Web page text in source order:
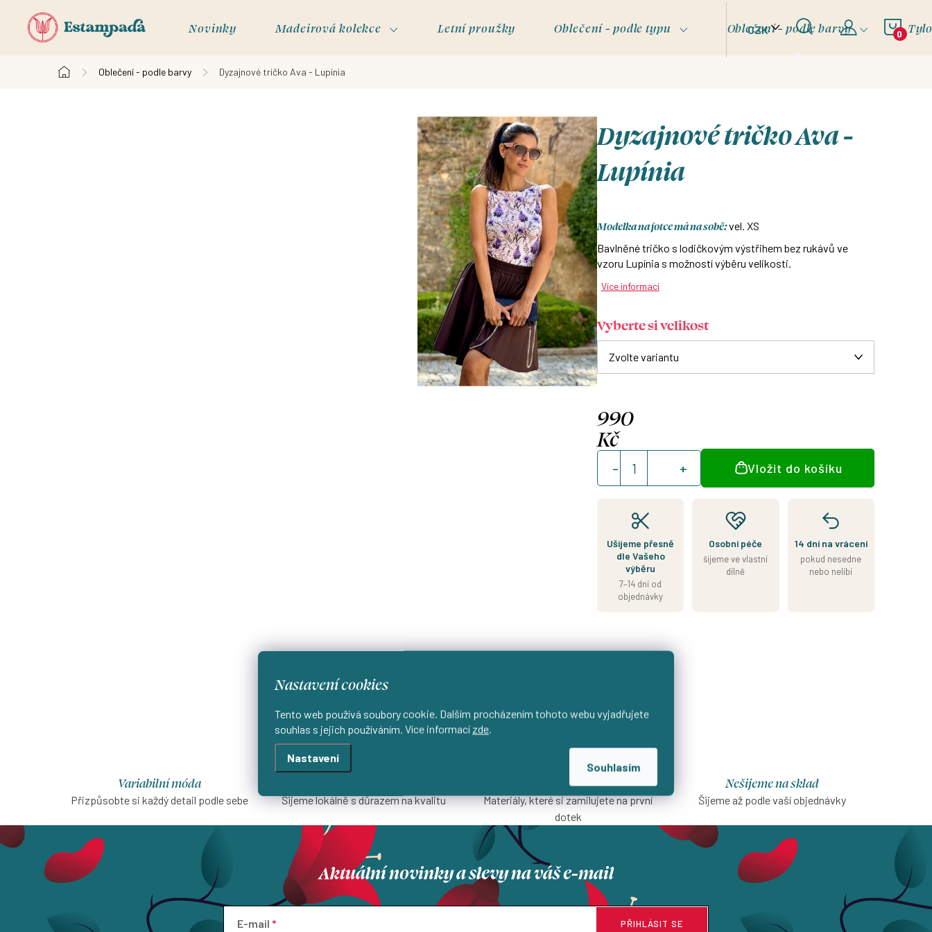
Nastavení cookies
Tento web používá soubory cookie. Dalším procházením tohoto webu vyjadřujete
souhlas s jejich používáním. Více informací zde.
Nastavení
Souhlasím
CZK
Novinky Madeirová kolekce Letní proužky Oblečení - podle typu Oblečení - podle barvy
Domů
Oblečení - podle barvy Dyzajnové tričko Ava - Lupínia
Dyzajnové tričko Ava -
Lupínia
Modelka na fotce má na sobě:vel. XS
Bavlněné tričko s lodičkovým výstřihem bez rukávů ve
vzoru Lupínia s možností výběru velikosti.
Více informací
Vyberte si velikost
990
Kč
Měrná
cena:
Vložit do košíku
Ušijeme přesně
dle Vašeho
výběru
7–14 dní od
objednávky
Osobní péče
šijeme ve vlastní
dílně
14 dní na vrácení
pokud nesedne
nebo nelíbí
Variabilní móda
Přizpůsobte si každý detail podle sebe Šijeme lokálně s důrazem na kvalitu
Přírodní materiály
Materiály, které si zamilujete na první
dotek
Nešijeme na sklad
Šijeme až podle vaší objednávky
Aktuální novinky a slevy na váš e-mail
E-mail PŘIHLÁSIT SE